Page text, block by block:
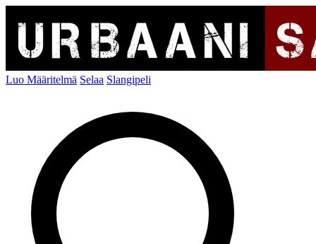
Luo Määritelmä Selaa Slangipeli